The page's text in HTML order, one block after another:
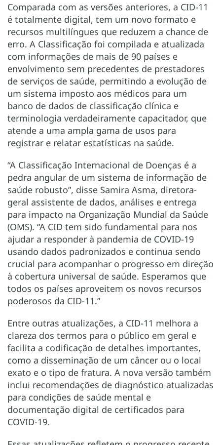
Comparada com as versões anteriores, a CID-11
é totalmente digital, tem um novo formato e
recursos multilíngues que reduzem a chance de
erro. A Classificação foi compilada e atualizada
com informações de mais de 90 países e
envolvimento sem precedentes de prestadores
de serviços de saúde, permitindo a evolução de
um sistema imposto aos médicos para um
banco de dados de classificação clínica e
terminologia verdadeiramente capacitador, que
atende a uma ampla gama de usos para
registrar e relatar estatísticas na saúde.
“A Classificação Internacional de Doenças é a
pedra angular de um sistema de informação de
saúde robusto”, disse Samira Asma, diretora-
geral assistente de dados, análises e entrega
para impacto na Organização Mundial da Saúde
(OMS). “A CID tem sido fundamental para nos
ajudar a responder à pandemia de COVID-19
usando dados padronizados e continua sendo
crucial para acompanhar o progresso em direção
à cobertura universal de saúde. Esperamos que
todos os países aproveitem os novos recursos
poderosos da CID-11.”
Entre outras atualizações, a CID-11 melhora a
clareza dos termos para o público em geral e
facilita a codificação de detalhes importantes,
como a disseminação de um câncer ou o local
exato e o tipo de fratura. A nova versão também
inclui recomendações de diagnóstico atualizadas
para condições de saúde mental e
documentação digital de certificados para
COVID-19.